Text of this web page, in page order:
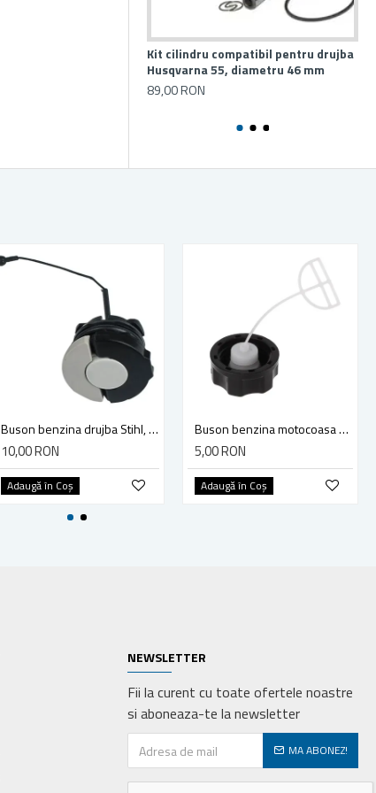
Kit cilindru compatibil pentru drujba
Husqvarna 55, diametru 46 mm
89,00 RON
Kit cilindru, Set motor ATV CF Moto 500cc
570,00 RON
Adaugă în Coş
Buson benzina drujba Stihl, model cu clapeta
10,00 RON
Adaugă în Coş
Buson benzina motocoasa TL43/52
5,00 RON
Adaugă în Coş
NEWSLETTER
Fii la curent cu toate ofertele noastre
si aboneaza-te la newsletter
MA ABONEZ!